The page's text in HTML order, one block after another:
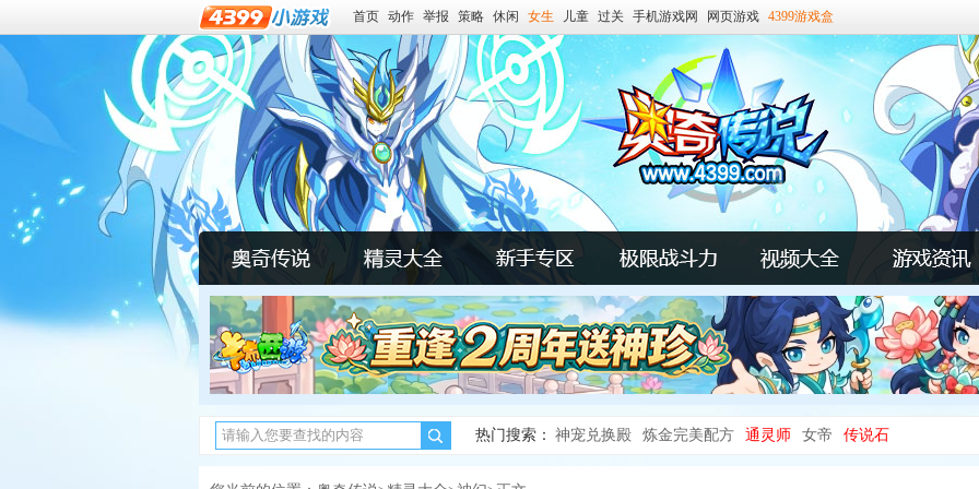
首页 动作 举报 策略 休闲 女生 儿童 过关 手机游戏网 网页游戏 4399游戏盒
热门搜索： 神宠兑换殿 炼金完美配方 通灵师 女帝 传说石